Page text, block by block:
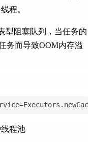
程。
型阻塞队列，当任务的
务而导致OOM内存溢